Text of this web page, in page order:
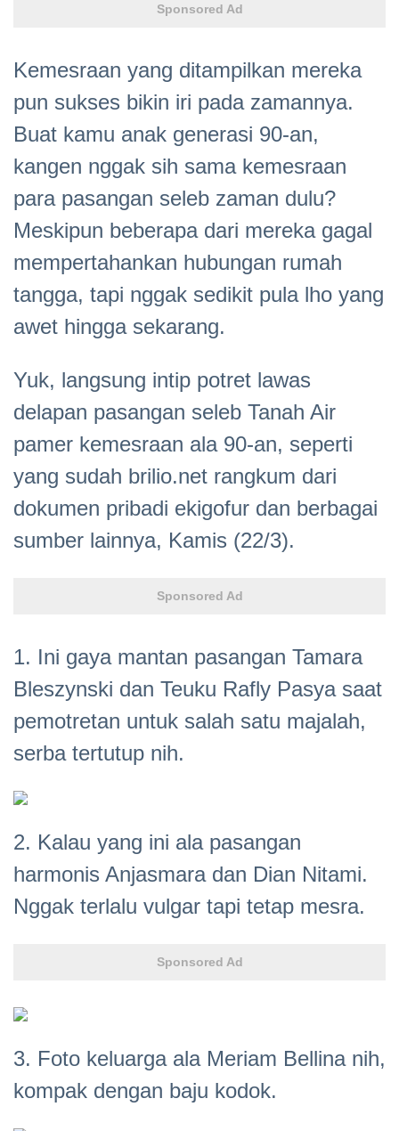
Sponsored Ad
Kemesraan yang ditampilkan mereka
pun sukses bikin iri pada zamannya.
Buat kamu anak generasi 90-an,
kangen nggak sih sama kemesraan
para pasangan seleb zaman dulu?
Meskipun beberapa dari mereka gagal
mempertahankan hubungan rumah
tangga, tapi nggak sedikit pula lho yang
awet hingga sekarang.
Yuk, langsung intip potret lawas
delapan pasangan seleb Tanah Air
pamer kemesraan ala 90-an, seperti
yang sudah brilio.net rangkum dari
dokumen pribadi ekigofur dan berbagai
sumber lainnya, Kamis (22/3).
Sponsored Ad
1. Ini gaya mantan pasangan Tamara
Bleszynski dan Teuku Rafly Pasya saat
pemotretan untuk salah satu majalah,
serba tertutup nih.
2. Kalau yang ini ala pasangan
harmonis Anjasmara dan Dian Nitami.
Nggak terlalu vulgar tapi tetap mesra.
Sponsored Ad
3. Foto keluarga ala Meriam Bellina nih,
kompak dengan baju kodok.